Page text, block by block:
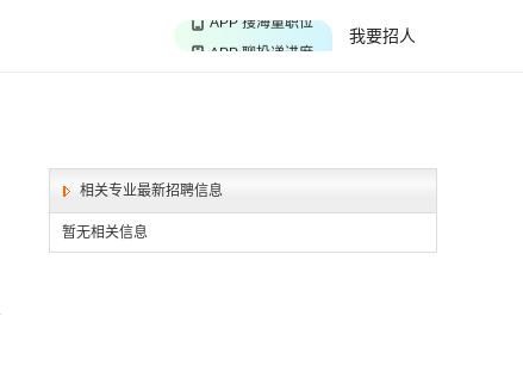
我要招人
相关专业最新招聘信息
暂无相关信息